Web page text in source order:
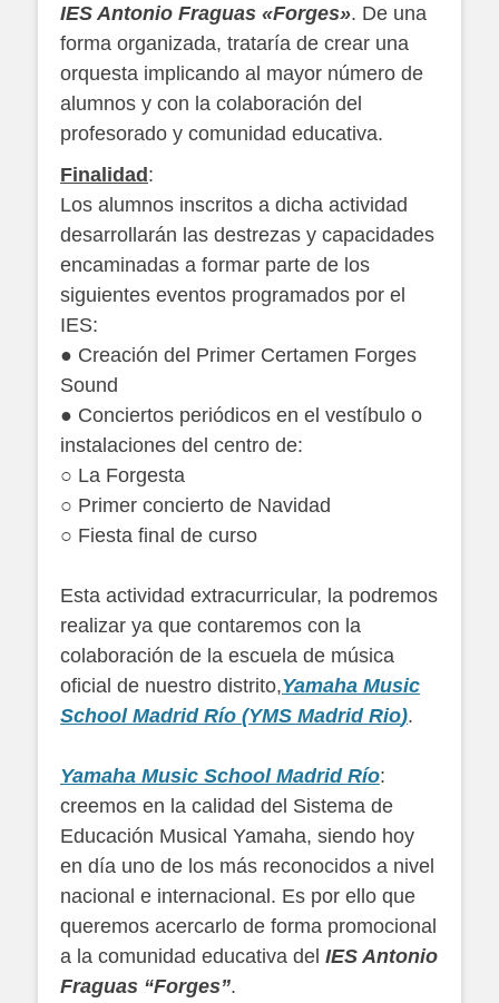
IES Antonio Fraguas «Forges». De una
forma organizada, trataría de crear una
orquesta implicando al mayor número de
alumnos y con la colaboración del
profesorado y comunidad educativa.
Finalidad:
Los alumnos inscritos a dicha actividad
desarrollarán las destrezas y capacidades
encaminadas a formar parte de los
siguientes eventos programados por el
IES:
● Creación del Primer Certamen Forges
Sound
● Conciertos periódicos en el vestíbulo o
instalaciones del centro de:
○ La Forgesta
○ Primer concierto de Navidad
○ Fiesta final de curso
Esta actividad extracurricular, la podremos
realizar ya que contaremos con la
colaboración de la escuela de música
oficial de nuestro distrito,Yamaha Music
School Madrid Río (YMS Madrid Rio).
Yamaha Music School Madrid Río:
creemos en la calidad del Sistema de
Educación Musical Yamaha, siendo hoy
en día uno de los más reconocidos a nivel
nacional e internacional. Es por ello que
queremos acercarlo de forma promocional
a la comunidad educativa del IES Antonio
Fraguas “Forges”.